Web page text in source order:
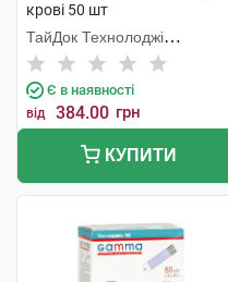
крові 50 шт
ТайДок Технолоджі
Корпорейшн
Є в наявності
від 384.00 грн
КУПИТИ